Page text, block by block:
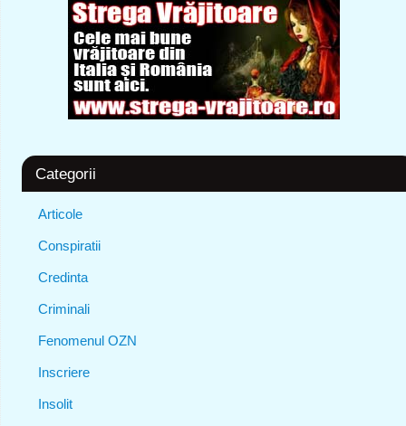
Categorii
Articole
Conspiratii
Credinta
Criminali
Fenomenul OZN
Inscriere
Insolit